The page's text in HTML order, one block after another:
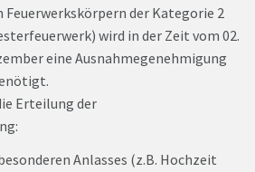
Feuerwerkskörpern der Kategorie 2
wird in der Zeit vom 02.
eine Ausnahmegenehmigung
Erteilung der
Anlasses (z.B. Hochzeit